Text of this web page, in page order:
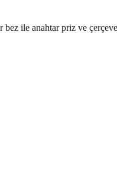
ile anahtar priz ve